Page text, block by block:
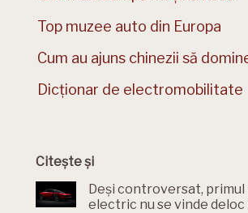
Top muzee auto din Europa
Cum au ajuns chinezii să
Dicționar de electromobilitate
Citește și
Deși controversat, primul
electric nu se vinde deloc